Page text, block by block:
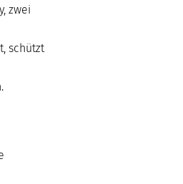
zwei
schützt